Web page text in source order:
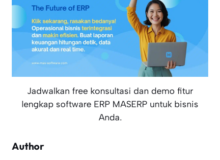
Jadwalkan free konsultasi dan demo fitur
lengkap software ERP MASERP untuk bisnis
Anda.
Author